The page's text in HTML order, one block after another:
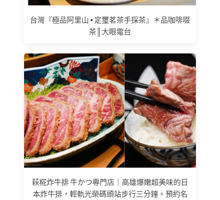
台灣『極品阿里山 ▪ 定璽茗茶手採茶』＊品咖啡啜
茶║大眼電台
萩椛炸牛排 牛かつ專門店｜高雄爆嫩超美味的日
本炸牛排，輕軌光榮碼頭站步行三分鐘。預約名